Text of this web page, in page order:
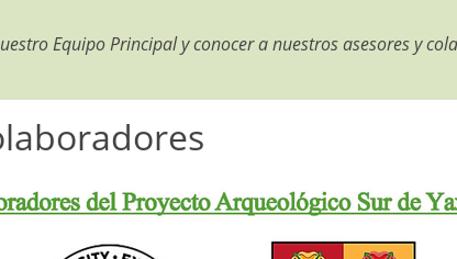
Equipo Principal y conocer a nuestros asesores y